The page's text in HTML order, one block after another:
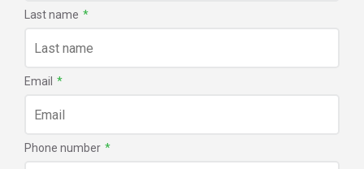
Last name *
Email *
Phone number *